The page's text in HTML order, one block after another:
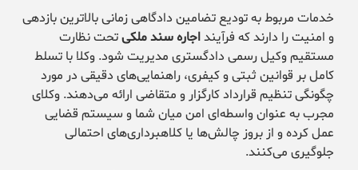
خدمات مربوط به تودیع تضامین دادگاهی زمانی بالاترین بازدهی
و امنیت را دارند که فرآینداجاره سند ملکیتحت نظارت
مستقیم وکیل رسمی دادگستری مدیریت شود. وکلا با تسلط
کامل بر قوانین ثبتی و کیفری، راهنمایی‌های دقیقی در مورد
چگونگی تنظیم قرارداد کارگزار و متقاضی ارائه می‌دهند. وکلای
مجرب به عنوان واسطه‌ای امن میان شما و سیستم قضایی
عمل کرده و از بروز چالش‌ها یا کلاهبرداری‌های احتمالی
جلوگیری می‌کنند.